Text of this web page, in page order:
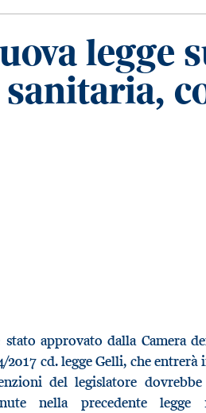
legge
approvato dalla Camera
2017 cd. legge Gelli, che
del legislatore
nella precedente legge